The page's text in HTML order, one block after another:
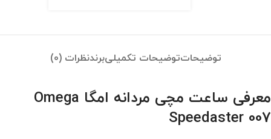
توضیحاتتوضیحات تکمیلیبرندنظرات (0)
معرفی ساعت مچی مردانه امگا Omega
Speedaster 007